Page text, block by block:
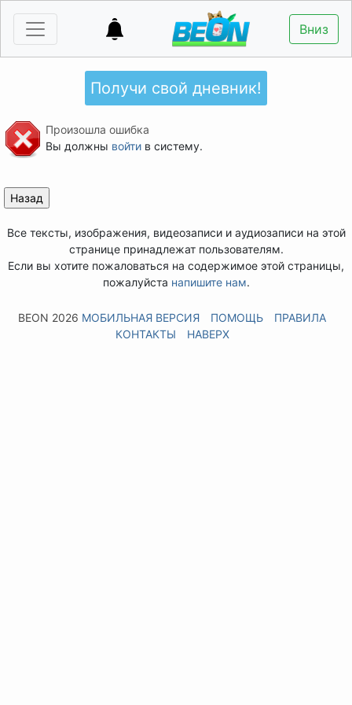
Вниз
Получи свой дневник!
Произошла ошибка
Вы должны войтив систему.
Все тексты, изображения, видеозаписи и аудиозаписи на этой
странице принадлежат пользователям.
Если вы хотите пожаловаться на содержимое этой страницы,
пожалуйста напишите нам.
BEON 2026 МОБИЛЬНАЯ ВЕРСИЯ ПОМОЩЬ
ПРАВИЛА
КОНТАКТЫ
НАВЕРХ